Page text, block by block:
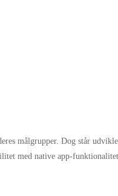
målgrupper. Dog står
med native app-